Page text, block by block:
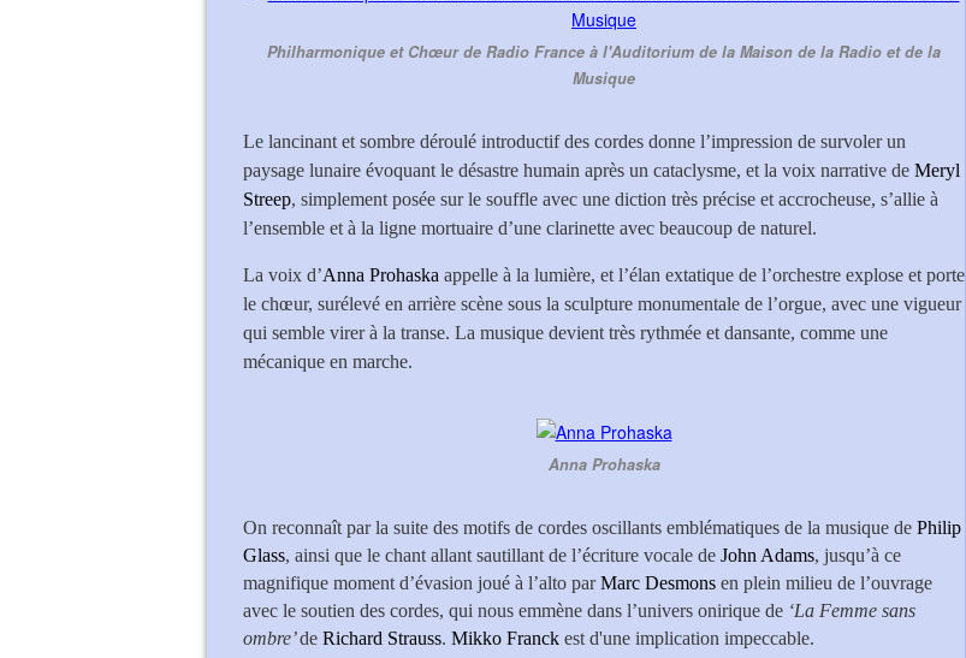
Philharmonique et Chœur de Radio France à l'Auditorium de la Maison de la Radio et de la
Musique
Le lancinant et sombre déroulé introductif des cordes donne l’impression de survoler un
paysage lunaire évoquant le désastre humain après un cataclysme, et la voix narrative de Meryl
Streep, simplement posée sur le souffle avec une diction très précise et accrocheuse, s’allie à
l’ensemble et à la ligne mortuaire d’une clarinette avec beaucoup de naturel.
La voix d’Anna Prohaska appelle à la lumière, et l’élan extatique de l’orchestre explose et porte
le chœur, surélevé en arrière scène sous la sculpture monumentale de l’orgue, avec une vigueur
qui semble virer à la transe. La musique devient très rythmée et dansante, comme une
mécanique en marche.
Anna Prohaska
On reconnaît par la suite des motifs de cordes oscillants emblématiques de la musique de Philip
Glass, ainsi que le chant allant sautillant de l’écriture vocale de John Adams, jusqu’à ce
magnifique moment d’évasion joué à l’alto parMarc Desmons en plein milieu de l’ouvrage
avec le soutien des cordes, qui nous emmène dans l’univers onirique de ‘La Femme sans
ombre’de Richard Strauss. Mikko Franck est d'une implication impeccable.